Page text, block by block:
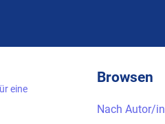
eine
Browsen
Nach Autor/in